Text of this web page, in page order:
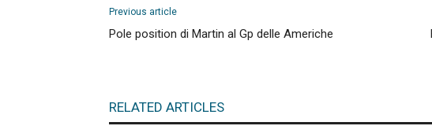
Previous article
Pole position di Martin al Gp delle Americhe
RELATED ARTICLES